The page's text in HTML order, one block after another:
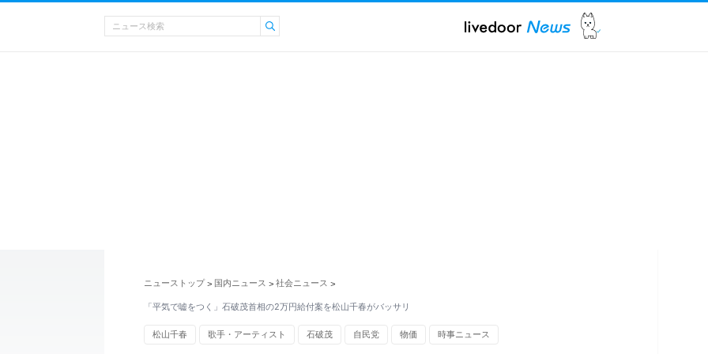
ニューストップ > 国内ニュース > 社会ニュース >
「平気で嘘をつく」石破茂首相の2万円給付案を松山千春がバッサリ
松山千春 歌手・アーティスト 石破茂 自民党 物価 時事ニュース